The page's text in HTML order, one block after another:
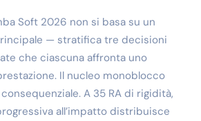
Soft 2026 non si basa su un
— stratifica tre decisioni
che ciascuna affronta uno
Il nucleo monoblocco
A 35 RA di rigidità,
all’impatto distribuisce